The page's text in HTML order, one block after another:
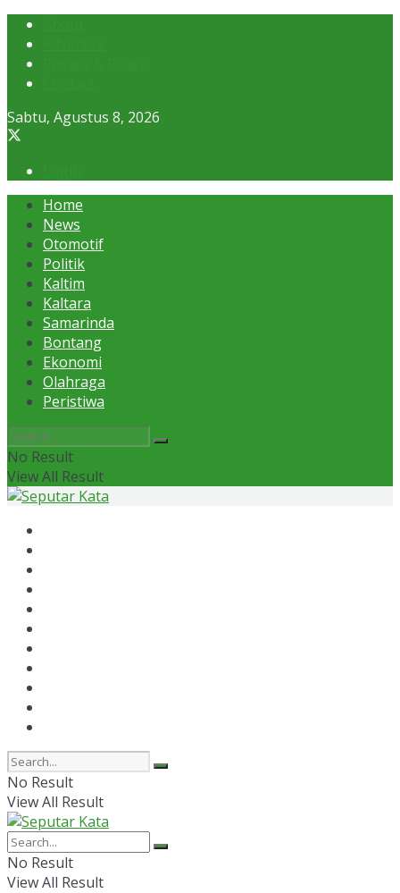
Sabtu, Agustus 8, 2026
Home
News
Otomotif
Politik
Kaltim
Kaltara
Samarinda
Bontang
Ekonomi
Olahraga
Peristiwa
No Result
View All Result
No Result
View All Result
No Result
View All Result